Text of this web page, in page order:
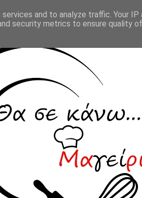
and to analyze traffic. Your IP
security metrics to ensure quality